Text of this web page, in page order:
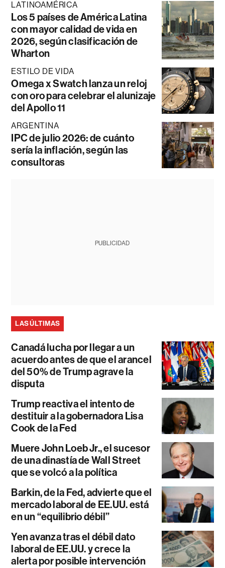
LATINOAMÉRICA
Los 5 países de América Latina
con mayor calidad de vida en
2026, según clasificación de
Wharton
ESTILO DE VIDA
Omega x Swatch lanza un reloj
con oro para celebrar el alunizaje
del Apollo 11
ARGENTINA
IPC de julio 2026: de cuánto
sería la inflación, según las
consultoras
PUBLICIDAD
LAS ÚLTIMAS
Canadá lucha por llegar a un
acuerdo antes de que el arancel
del 50% de Trump agrave la
disputa
Trump reactiva el intento de
destituir a la gobernadora Lisa
Cook de la Fed
Muere John Loeb Jr., el sucesor
de una dinastía de Wall Street
que se volcó a la política
Barkin, de la Fed, advierte que el
mercado laboral de EE.UU. está
en un “equilibrio débil”
Yen avanza tras el débil dato
laboral de EE.UU. y crece la
alerta por posible intervención